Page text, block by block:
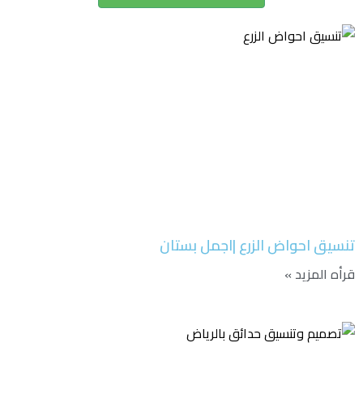
تنسيق احواض الزرع |اجمل بستان
قرأه المزيد »